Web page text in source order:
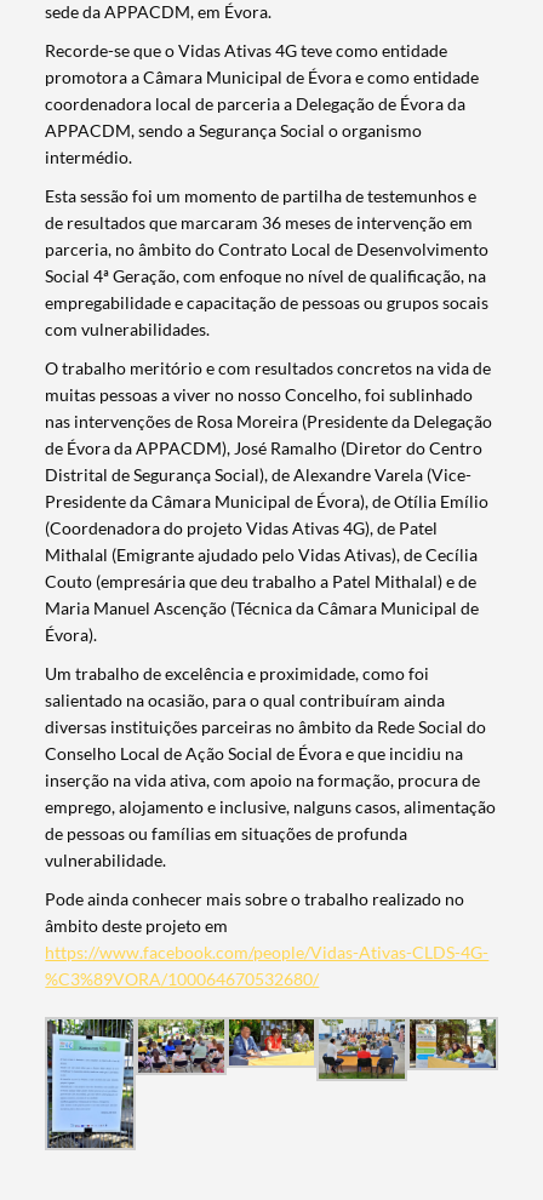
Termo de Pesquisa
Categorias gerais
Filtros
sede da APPACDM, em Évora.
Recorde-se que o Vidas Ativas 4G teve como entidade
promotora a Câmara Municipal de Évora e como entidade
coordenadora local de parceria a Delegação de Évora da
APPACDM, sendo a Segurança Social o organismo
intermédio.
Esta sessão foi um momento de partilha de testemunhos e
de resultados que marcaram 36 meses de intervenção em
parceria, no âmbito do Contrato Local de Desenvolvimento
Social 4ª Geração, com enfoque no nível de qualificação, na
empregabilidade e capacitação de pessoas ou grupos socais
com vulnerabilidades.
O trabalho meritório e com resultados concretos na vida de
muitas pessoas a viver no nosso Concelho, foi sublinhado
nas intervenções de Rosa Moreira (Presidente da Delegação
de Évora da APPACDM), José Ramalho (Diretor do Centro
Distrital de Segurança Social), de Alexandre Varela (Vice-
Presidente da Câmara Municipal de Évora), de Otília Emílio
(Coordenadora do projeto Vidas Ativas 4G), de Patel
Mithalal (Emigrante ajudado pelo Vidas Ativas), de Cecília
Couto (empresária que deu trabalho a Patel Mithalal) e de
Maria Manuel Ascenção (Técnica da Câmara Municipal de
Évora).
Um trabalho de excelência e proximidade, como foi
salientado na ocasião, para o qual contribuíram ainda
diversas instituições parceiras no âmbito da Rede Social do
Conselho Local de Ação Social de Évora e que incidiu na
inserção na vida ativa, com apoio na formação, procura de
emprego, alojamento e inclusive, nalguns casos, alimentação
de pessoas ou famílias em situações de profunda
vulnerabilidade.
Pode ainda conhecer mais sobre o trabalho realizado no
âmbito deste projeto em
https://www.facebook.com/people/Vidas-Ativas-CLDS-4G-
%C3%89VORA/100064670532680/